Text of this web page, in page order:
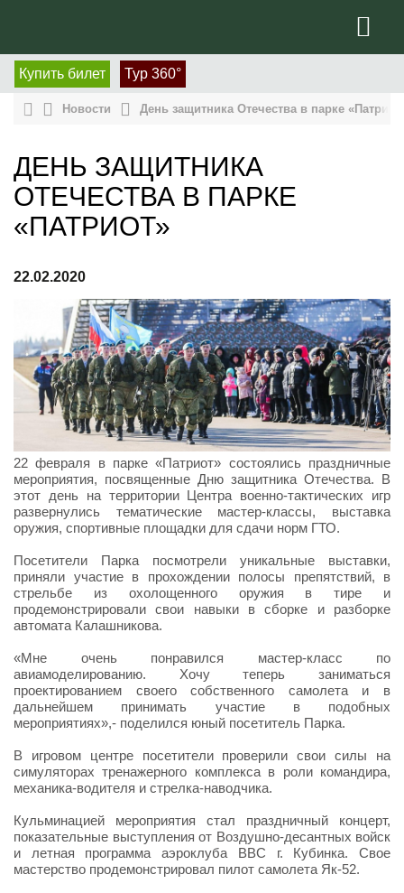
Купить билет Тур 360°
Новости День защитника Отечества в парке
ДЕНЬ ЗАЩИТНИКА
ОТЕЧЕСТВА В ПАРКЕ
«ПАТРИОТ»
22.02.2020
22 февраля в парке «Патриот» состоялись праздничные
мероприятия, посвященные Дню защитника Отечества. В
этот день на территории Центра военно-тактических игр
развернулись тематические мастер-классы, выставка
оружия, спортивные площадки для сдачи норм ГТО.
Посетители Парка посмотрели уникальные выставки,
приняли участие в прохождении полосы препятствий, в
стрельбе из охолощенного оружия в тире и
продемонстрировали свои навыки в сборке и разборке
автомата Калашникова.
«Мне очень понравился мастер-класс по
авиамоделированию. Хочу теперь заниматься
проектированием своего собственного самолета и в
дальнейшем принимать участие в подобных
мероприятиях»,- поделился юный посетитель Парка.
В игровом центре посетители проверили свои силы на
симуляторах тренажерного комплекса в роли командира,
механика-водителя и стрелка-наводчика.
Кульминацией мероприятия стал праздничный концерт,
показательные выступления от Воздушно-десантных войск
и летная программа аэроклуба ВВС г. Кубинка. Свое
мастерство продемонстрировал пилот самолета Як-52.